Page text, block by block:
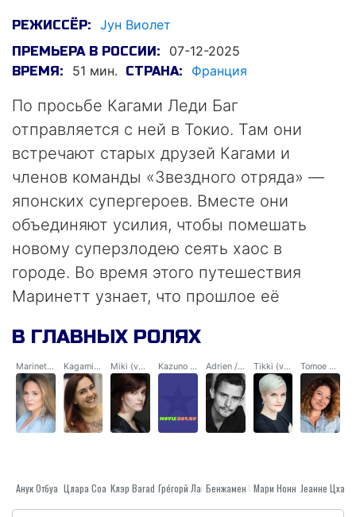
РЕЖИССЁР: Jун Виолет
ПРЕМЬЕРА В РОССИИ: 07-12-2025
ВРЕМЯ: 51 мин. СТРАНА: Франция
По просьбе Кагами Леди Баг
отправляется с ней в Токио. Там они
встречают старых друзей Кагами и
членов команды «Звездного отряда» —
японских супергероев. Вместе они
объединяют усилия, чтобы помешать
новому суперзлодею сеять хаос в
городе. Во время этого путешествия
Маринетт узнает, что прошлое её
В ГЛАВНЫХ РОЛЯХ
Marinette / Ladybug (voice)
Анук Отбуа
Kagami / Ryuko (voice)
Цлара Соарес
Miki (voice)
Клэр Baradat
Kazuno (voice)
Грéгорй Лаиснé
Adrien / Félix (voice)
Бенжамен Боллен
Tikki (voice)
Мари Нонненмаче
Tomoe Tsurugi (voice)
Jеанне